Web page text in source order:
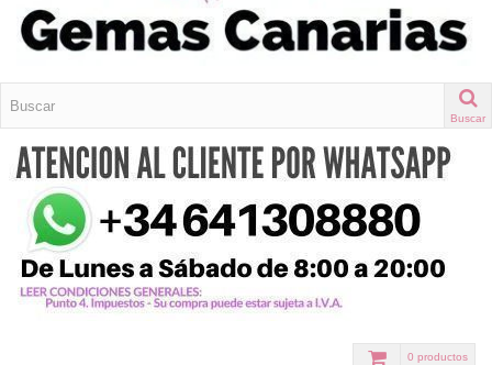
Buscar
0 productos